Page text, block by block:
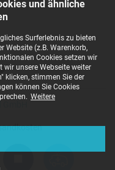
und ähnliche
Surferlebnis zu bieten
Website (z.B. Warenkorb,
Cookies setzen wir
wir unsere Webseite weiter
klicken, stimmen Sie der
können Sie Cookies
Weitere